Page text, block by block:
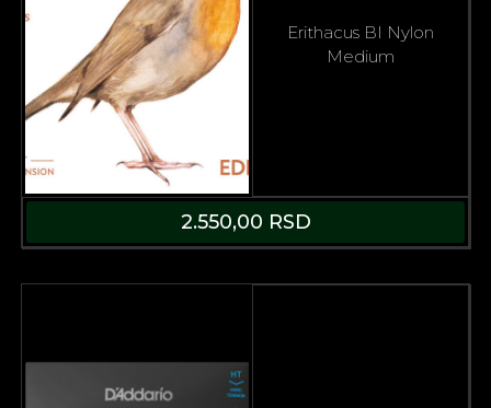
Erithacus BI Nylon
Medium
2.550,00 RSD